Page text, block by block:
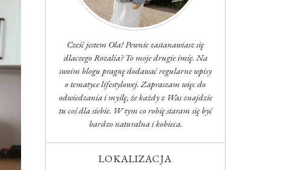
Cześć jestem Ola! Pewnie zastanawiasz się
dlaczego Rozalia? To moje drugie imię. Na
swoim blogu pragnę dodawać regularne wpisy
o tematyce lifestylowej. Zapraszam więc do
odwiedzania i myślę, że każdy z Was znajdzie
tu coś dla siebie. W tym co robię staram się być
bardzo naturalna i kobieca.
LOKALIZACJA